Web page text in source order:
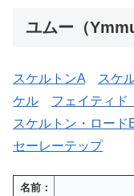
ユムー（Ymmu
スケルトンA スケ
ケル
フェイティド
スケルトン・ロード
セーレーテップ
名前：